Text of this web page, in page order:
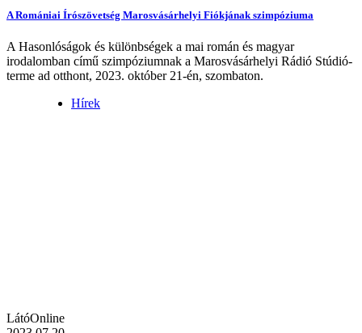
A Romániai Írószövetség Marosvásárhelyi Fiókjának szimpóziuma
A Hasonlóságok és különbségek a mai román és magyar
irodalomban című szimpóziumnak a Marosvásárhelyi Rádió Stúdió-
terme ad otthont, 2023. október 21-én, szombaton.
Hírek
LátóOnline